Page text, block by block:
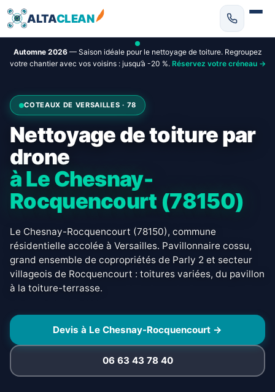
ALTACLEAN
Automne 2026— Saison idéale pour le nettoyage de toiture. Regroupez
votre chantier avec vos voisins : jusqu’à -20 %. Réservez votre créneau →
COTEAUX DE VERSAILLES · 78
Nettoyage de toiture par
drone
à Le Chesnay-
Rocquencourt (78150)
Le Chesnay-Rocquencourt (78150), commune
résidentielle accolée à Versailles. Pavillonnaire cossu,
grand ensemble de copropriétés de Parly 2 et secteur
villageois de Rocquencourt : toitures variées, du pavillon
à la toiture-terrasse.
Devis à Le Chesnay-Rocquencourt →
06 63 43 78 40